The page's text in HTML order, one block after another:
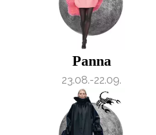
novinek.
i další zajímavé a exkluzivní
Pokud souhlasíte se
tomuto účelu podleZásad ochrany
Panna
23.08.-22.09.